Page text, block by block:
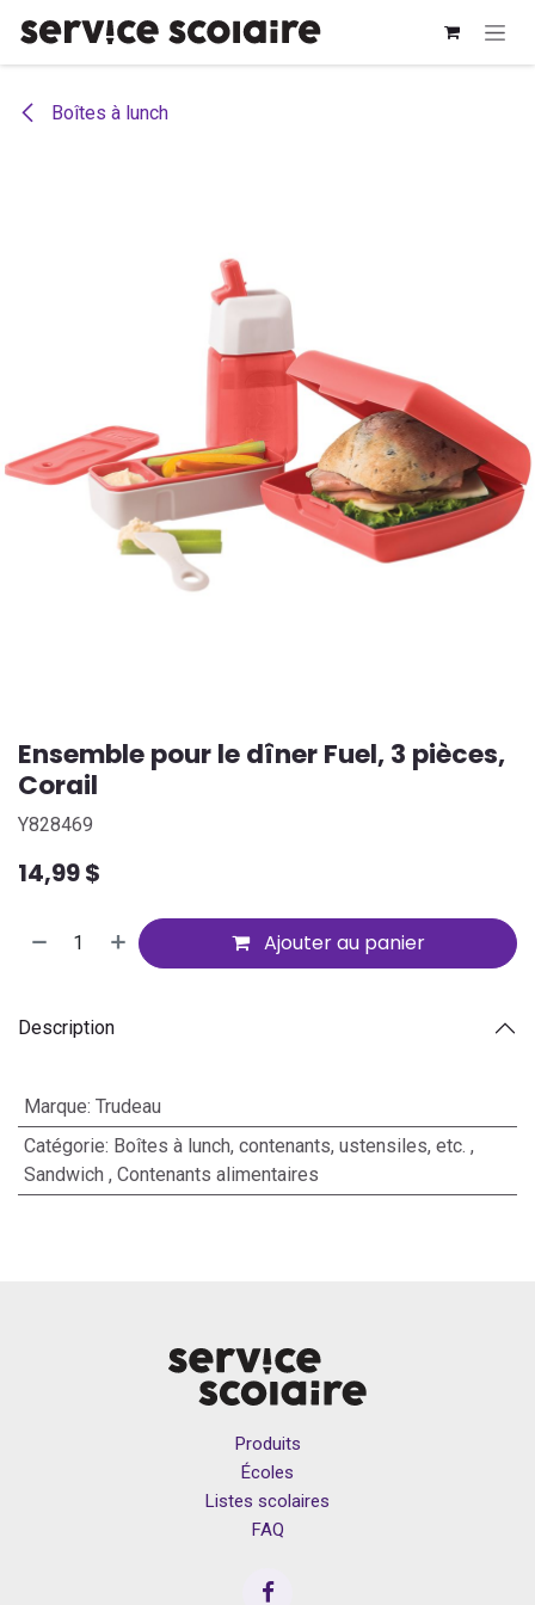
Boîtes à lunch
Ensemble pour le dîner Fuel, 3 pièces,
Corail
Y828469
14,99$
Ajouter au panier
Description
Marque: Trudeau
Catégorie: Boîtes à lunch, contenants, ustensiles, etc. ,
Sandwich , Contenants alimentaires
Produits
Écoles
Listes scolaires
FAQ